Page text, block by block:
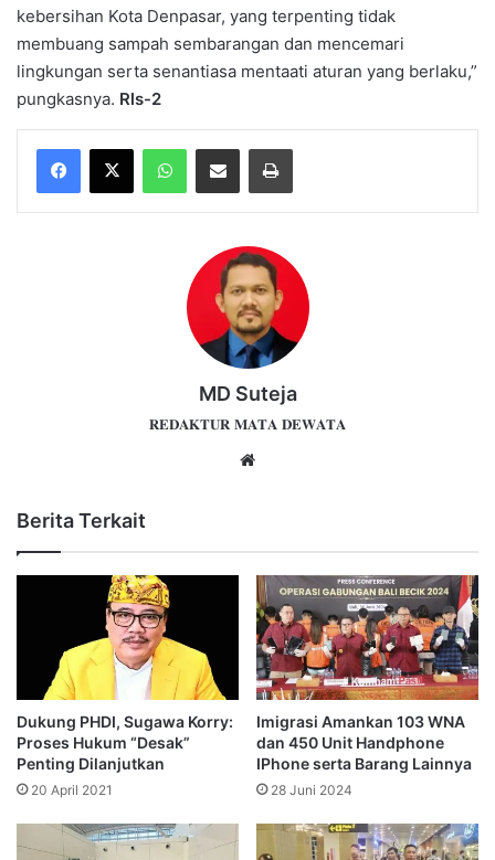
kebersihan Kota Denpasar, yang terpenting tidak
membuang sampah sembarangan dan mencemari
lingkungan serta senantiasa mentaati aturan yang berlaku,”
pungkasnya. Rls-2
WhatsAppShare via Email Print
MD Suteja
𝐑𝐄𝐃𝐀𝐊𝐓𝐔𝐑 𝐌𝐀𝐓𝐀 𝐃𝐄𝐖𝐀𝐓𝐀
Berita Terkait
Dukung PHDI, Sugawa Korry:
Proses Hukum “Desak”
Penting Dilanjutkan
20 April 2021
Imigrasi Amankan 103 WNA
dan 450 Unit Handphone
IPhone serta Barang Lainnya
28 Juni 2024